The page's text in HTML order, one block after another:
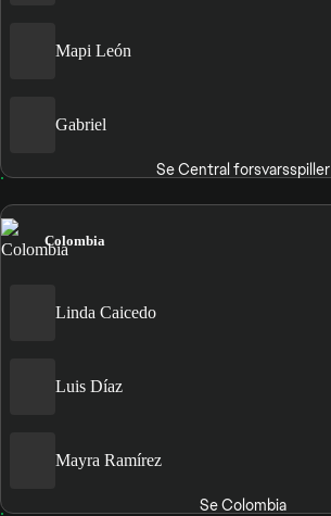
Mapi León
Gabriel
Se Central forsvarsspiller
Colombia
Linda Caicedo
Luis Díaz
Mayra Ramírez
Se Colombia